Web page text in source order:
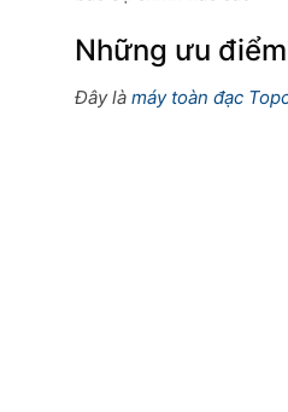
Những ưu
Đây là máy toàn đạc